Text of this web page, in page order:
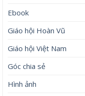
Ebook
Giáo hội Hoàn Vũ
Giáo hội Việt Nam
Góc chia sẻ
Hình ảnh